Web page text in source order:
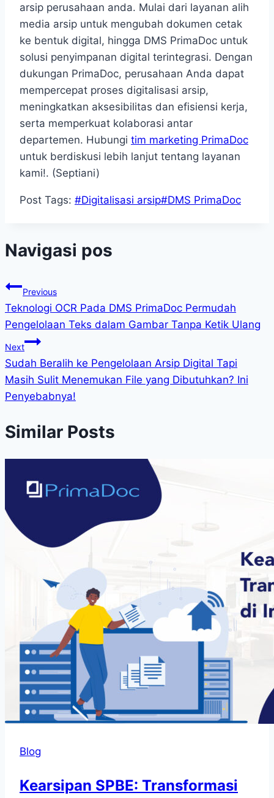
arsip perusahaan anda. Mulai dari layanan alih
media arsip untuk mengubah dokumen cetak
ke bentuk digital, hingga DMS PrimaDoc untuk
solusi penyimpanan digital terintegrasi. Dengan
dukungan PrimaDoc, perusahaan Anda dapat
mempercepat proses digitalisasi arsip,
meningkatkan aksesibilitas dan efisiensi kerja,
serta memperkuat kolaborasi antar
departemen. Hubungi tim marketing PrimaDoc
untuk berdiskusi lebih lanjut tentang layanan
kami!. (Septiani)
Post Tags: #Digitalisasi arsip#DMS PrimaDoc
Navigasi pos
Previous
Teknologi OCR Pada DMS PrimaDoc Permudah
Pengelolaan Teks dalam Gambar Tanpa Ketik Ulang
Next
Sudah Beralih ke Pengelolaan Arsip Digital Tapi
Masih Sulit Menemukan File yang Dibutuhkan? Ini
Penyebabnya!
Similar Posts
Blog
Kearsipan SPBE: Transformasi